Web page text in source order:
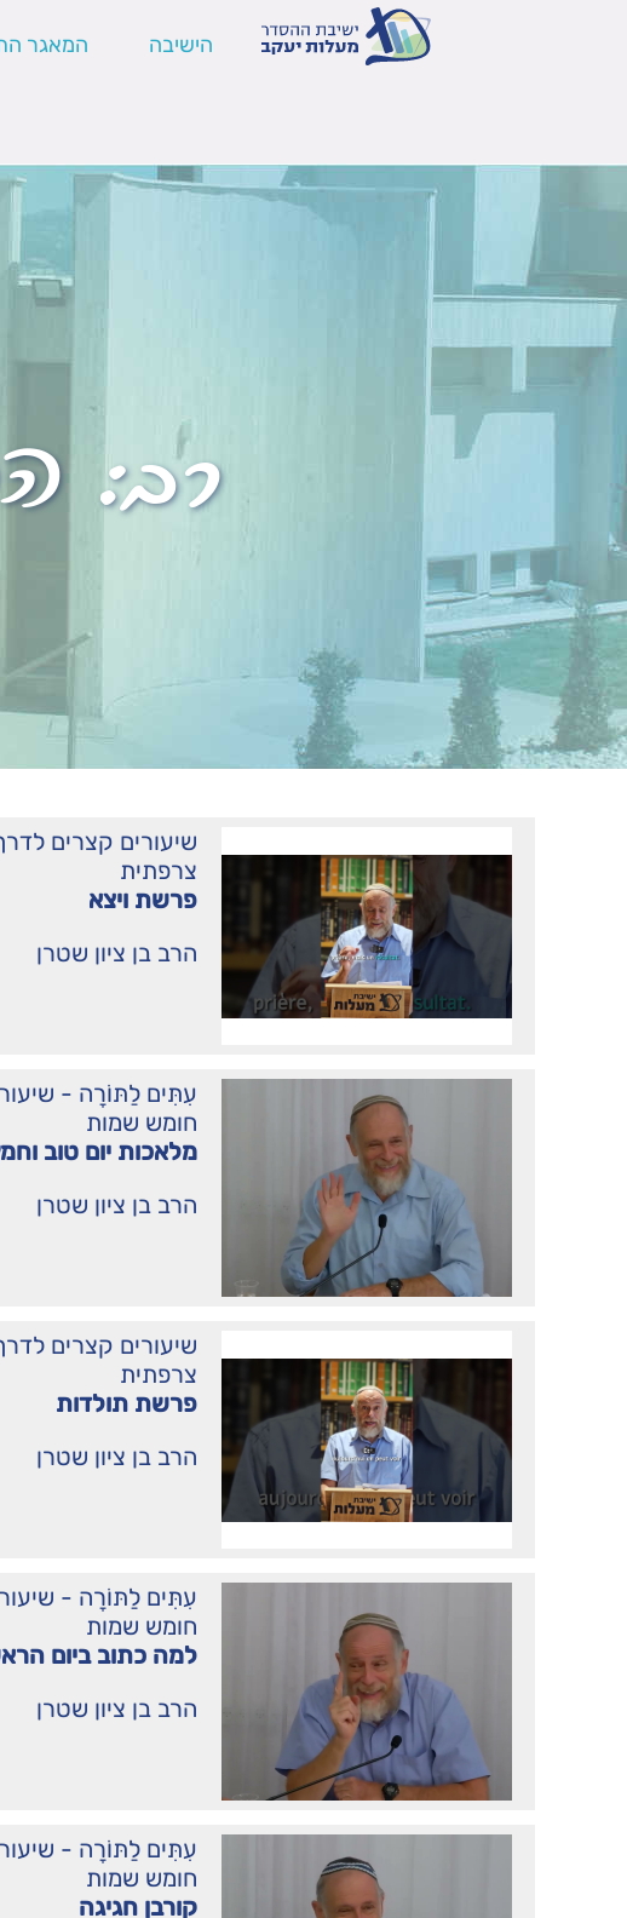
הישיבה המאגר
רב:
שיעורים קצרים
צרפתית
פרשת ויצא
הרב בן ציון שטרן
עִתִּים לַתּוֹרָה -
חומש שמות
מלאכות יום טוב
הרב בן ציון שטרן
שיעורים קצרים
צרפתית
פרשת תולדות
הרב בן ציון שטרן
עִתִּים לַתּוֹרָה -
חומש שמות
למה כתוב ביום
הרב בן ציון שטרן
עִתִּים לַתּוֹרָה -
חומש שמות
קורבן חגיגה